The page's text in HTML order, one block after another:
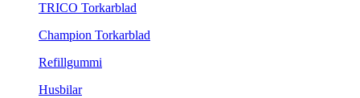
TRICO Torkarblad
Champion Torkarblad
Refillgummi
Husbilar